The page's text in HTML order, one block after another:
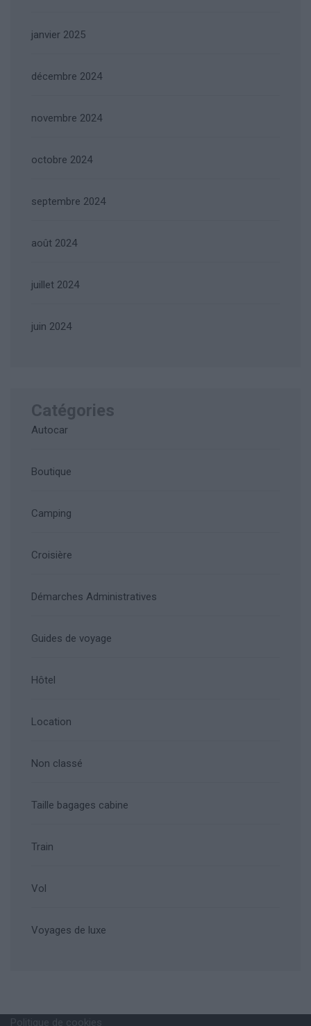
janvier 2025
décembre 2024
novembre 2024
octobre 2024
septembre 2024
août 2024
juillet 2024
juin 2024
Catégories
Autocar
Boutique
Camping
Croisière
Démarches Administratives
Guides de voyage
Hôtel
Location
Non classé
Taille bagages cabine
Train
Vol
Voyages de luxe